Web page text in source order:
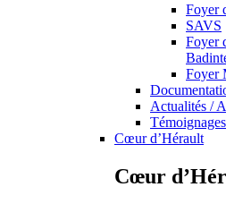
Foyer
SAVS
Foyer
Foyer
Actualités /
Cœur d’Hérault
Cœur